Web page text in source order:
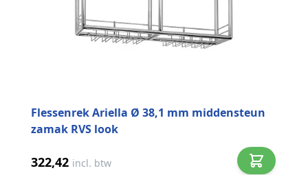
Flessenrek Ariella Ø 38,1 mm middensteun
zamak RVS look
322,42 incl. btw